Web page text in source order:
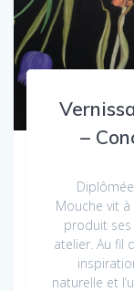
–
Mouche vit
produit
atelier. Au fil
naturelle et